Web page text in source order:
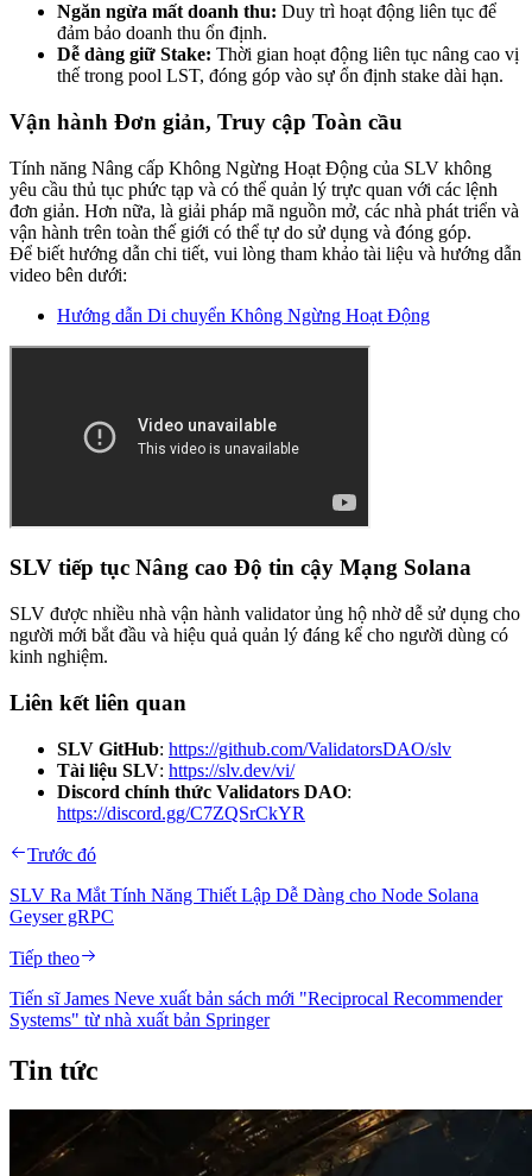
Ngăn ngừa mất doanh thu: Duy trì hoạt động liên tục để
đảm bảo doanh thu ổn định.
Dễ dàng giữ Stake: Thời gian hoạt động liên tục nâng cao vị
thế trong pool LST, đóng góp vào sự ổn định stake dài hạn.
Vận hành Đơn giản, Truy cập Toàn cầu
Tính năng Nâng cấp Không Ngừng Hoạt Động của SLV không
yêu cầu thủ tục phức tạp và có thể quản lý trực quan với các lệnh
đơn giản. Hơn nữa, là giải pháp mã nguồn mở, các nhà phát triển và
vận hành trên toàn thế giới có thể tự do sử dụng và đóng góp.
Để biết hướng dẫn chi tiết, vui lòng tham khảo tài liệu và hướng dẫn
video bên dưới:
Hướng dẫn Di chuyển Không Ngừng Hoạt Động
SLV tiếp tục Nâng cao Độ tin cậy Mạng Solana
SLV được nhiều nhà vận hành validator ủng hộ nhờ dễ sử dụng cho
người mới bắt đầu và hiệu quả quản lý đáng kể cho người dùng có
kinh nghiệm.
Liên kết liên quan
SLV GitHub: https://github.com/ValidatorsDAO/slv
Tài liệu SLV: https://slv.dev/vi/
Discord chính thức Validators DAO:
https://discord.gg/C7ZQSrCkYR
Trước đó
SLV Ra Mắt Tính Năng Thiết Lập Dễ Dàng cho Node Solana
Geyser gRPC
Tiếp theo
Tiến sĩ James Neve xuất bản sách mới "Reciprocal Recommender
Systems" từ nhà xuất bản Springer
Tin tức